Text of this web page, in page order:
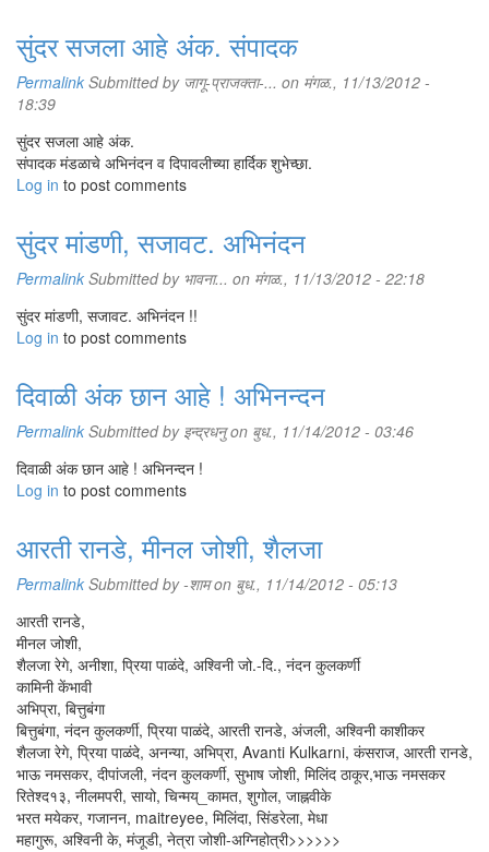
सुंदर सजला आहे अंक. संपादक
Permalink Submitted by जागू-प्राजक्ता-... on मंगळ., 11/13/2012 -
18:39
सुंदर सजला आहे अंक.
संपादक मंडळाचे अभिनंदन व दिपावलीच्या हार्दिक शुभेच्छा.
Log in to post comments
सुंदर मांडणी, सजावट. अभिनंदन
Permalink Submitted by भावना... on मंगळ., 11/13/2012 - 22:18
सुंदर मांडणी, सजावट. अभिनंदन !!
Log in to post comments
दिवाळी अंक छान आहे ! अभिनन्दन
Permalink Submitted by इन्द्रधनुon बुध., 11/14/2012 - 03:46
दिवाळी अंक छान आहे ! अभिनन्दन !
Log in to post comments
आरती रानडे, मीनल जोशी, शैलजा
Permalink Submitted by-शामon बुध., 11/14/2012 - 05:13
आरती रानडे,
मीनल जोशी,
शैलजा रेगे, अनीशा, प्रिया पाळंदे, अश्विनी जो.-दि., नंदन कुलकर्णी
कामिनी केंभावी
अभिप्रा, बित्तुबंगा
बित्तुबंगा, नंदन कुलकर्णी, प्रिया पाळंदे, आरती रानडे, अंजली, अश्विनी काशीकर
शैलजा रेगे, प्रिया पाळंदे, अनन्या, अभिप्रा, Avanti Kulkarni, कंसराज, आरती रानडे,
भाऊ नमसकर, दीपांजली, नंदन कुलकर्णी, सुभाष जोशी, मिलिंद ठाकूर,भाऊ नमसकर
रितेश्द१३, नीलमपरी, सायो, चिन्मय्_कामत, शुगोल, जाह्नवीके
भरत मयेकर, गजानन, maitreyee, मिलिंदा, सिंडरेला, मेधा
महागुरू, अश्विनी के, मंजूडी, नेत्रा जोशी-अग्निहोत्री>>>>>>